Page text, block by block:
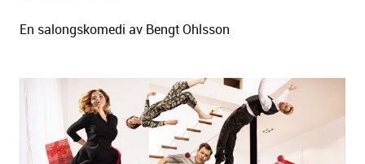
En salongskomedi av Bengt Ohlsson